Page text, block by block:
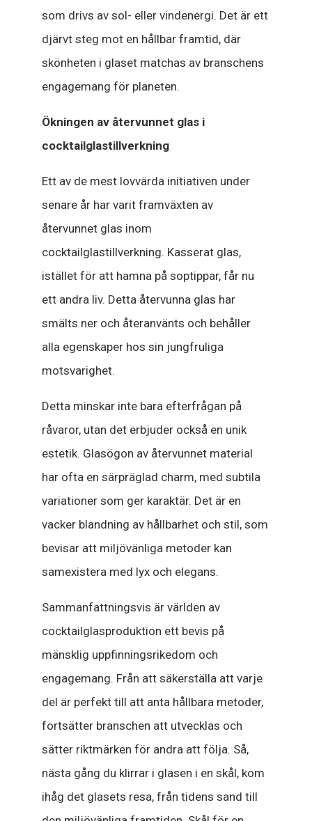
som drivs av sol- eller vindenergi. Det är ett
djärvt steg mot en hållbar framtid, där
skönheten i glaset matchas av branschens
engagemang för planeten.
Ökningen av återvunnet glas i
cocktailglastillverkning
Ett av de mest lovvärda initiativen under
senare år har varit framväxten av
återvunnet glas inom
cocktailglastillverkning. Kasserat glas,
istället för att hamna på soptippar, får nu
ett andra liv. Detta återvunna glas har
smälts ner och återanvänts och behåller
alla egenskaper hos sin jungfruliga
motsvarighet.
Detta minskar inte bara efterfrågan på
råvaror, utan det erbjuder också en unik
estetik. Glasögon av återvunnet material
har ofta en särpräglad charm, med subtila
variationer som ger karaktär. Det är en
vacker blandning av hållbarhet och stil, som
bevisar att miljövänliga metoder kan
samexistera med lyx och elegans.
Sammanfattningsvis är världen av
cocktailglasproduktion ett bevis på
mänsklig uppfinningsrikedom och
engagemang. Från att säkerställa att varje
del är perfekt till att anta hållbara metoder,
fortsätter branschen att utvecklas och
sätter riktmärken för andra att följa. Så,
nästa gång du klirrar i glasen i en skål, kom
ihåg det glasets resa, från tidens sand till